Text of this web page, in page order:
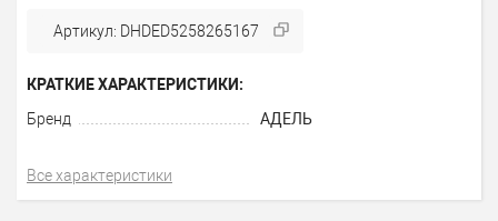
Артикул: DHDED5258265167
КРАТКИЕ ХАРАКТЕРИСТИКИ:
Бренд
АДЕЛЬ
Все характеристики